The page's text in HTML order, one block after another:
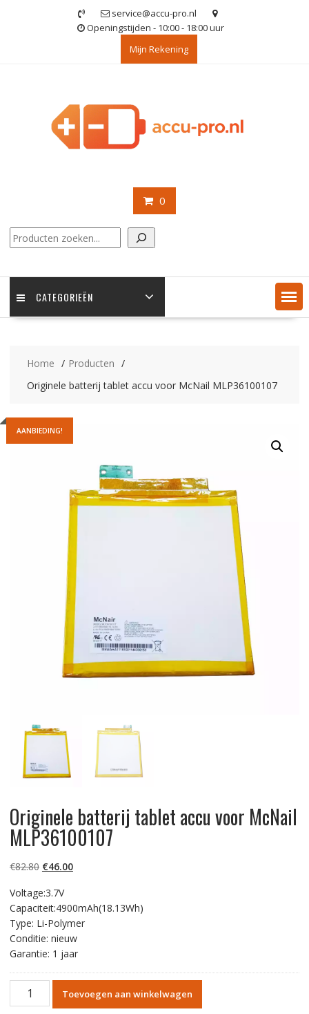
service@accu-pro.nl
Openingstijden - 10:00 - 18:00 uur
Mijn Rekening
0
Zoeken
CATEGORIEËN
Home
Producten
Originele batterij tablet accu voor McNail MLP36100107
AANBIEDING!
Originele batterij tablet accu voor McNail
MLP36100107
€82.80 Oorspronkelijke
was:
€82.80.
€46.00Huidige
€46.00.
Voltage:3.7V
Capaciteit:4900mAh(18.13Wh)
Type: Li-Polymer
Conditie: nieuw
Garantie: 1 jaar
Originele
batterij
Toevoegen aan winkelwagen